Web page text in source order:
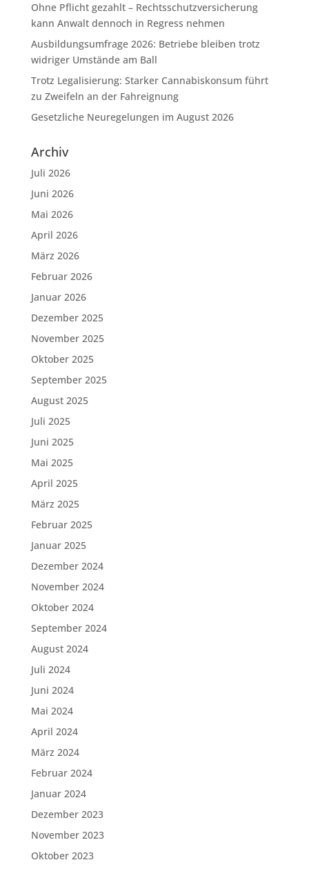
Ohne Pflicht gezahlt – Rechtsschutzversicherung
kann Anwalt dennoch in Regress nehmen
Ausbildungsumfrage 2026: Betriebe bleiben trotz
widriger Umstände am Ball
Trotz Legalisierung: Starker Cannabiskonsum führt
zu Zweifeln an der Fahreignung
Gesetzliche Neuregelungen im August 2026
Archiv
Juli 2026
Juni 2026
Mai 2026
April 2026
März 2026
Februar 2026
Januar 2026
Dezember 2025
November 2025
Oktober 2025
September 2025
August 2025
Juli 2025
Juni 2025
Mai 2025
April 2025
März 2025
Februar 2025
Januar 2025
Dezember 2024
November 2024
Oktober 2024
September 2024
August 2024
Juli 2024
Juni 2024
Mai 2024
April 2024
März 2024
Februar 2024
Januar 2024
Dezember 2023
November 2023
Oktober 2023